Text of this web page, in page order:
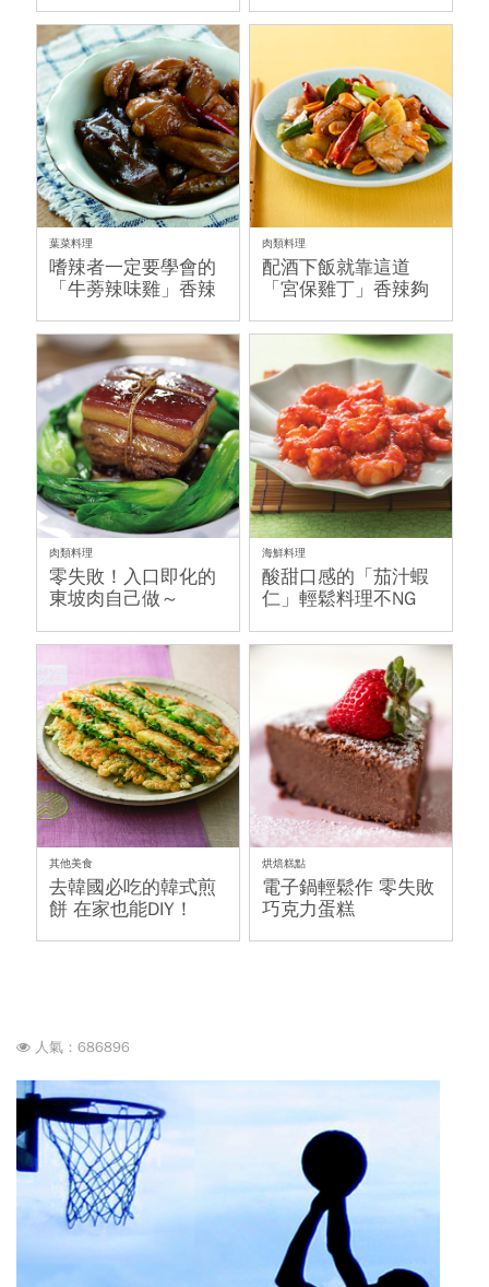
葉菜料理
嗜辣者一定要學會的
「牛蒡辣味雞」香辣
肉類料理
配酒下飯就靠這道
「宮保雞丁」香辣夠
肉類料理
零失敗！入口即化的
東坡肉自己做～
海鮮料理
酸甜口感的「茄汁蝦
仁」輕鬆料理不NG
其他美食
去韓國必吃的韓式煎
餅 在家也能DIY！
烘焙糕點
電子鍋輕鬆作 零失敗
巧克力蛋糕
人氣：686896